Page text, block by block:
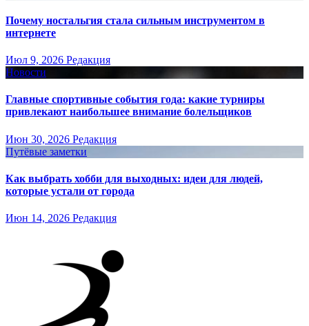
Почему ностальгия стала сильным инструментом в
интернете
Июл 9, 2026 Редакция
Новости
Главные спортивные события года: какие турниры
привлекают наибольшее внимание болельщиков
Июн 30, 2026 Редакция
Путёвые заметки
Как выбрать хобби для выходных: идеи для людей,
которые устали от города
Июн 14, 2026 Редакция